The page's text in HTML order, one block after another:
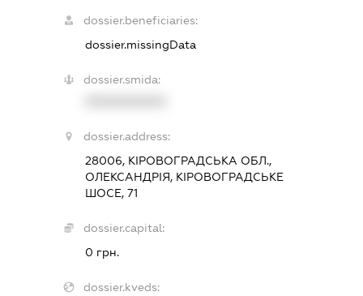
dossier.beneficiaries:
dossier.missingData
dossier.smida:
dossier.address:
28006, КІРОВОГРАДСЬКА ОБЛ.,
ОЛЕКСАНДРІЯ, КІРОВОГРАДСЬКЕ
ШОСЕ, 71
dossier.capital:
0 грн.
dossier.kveds: